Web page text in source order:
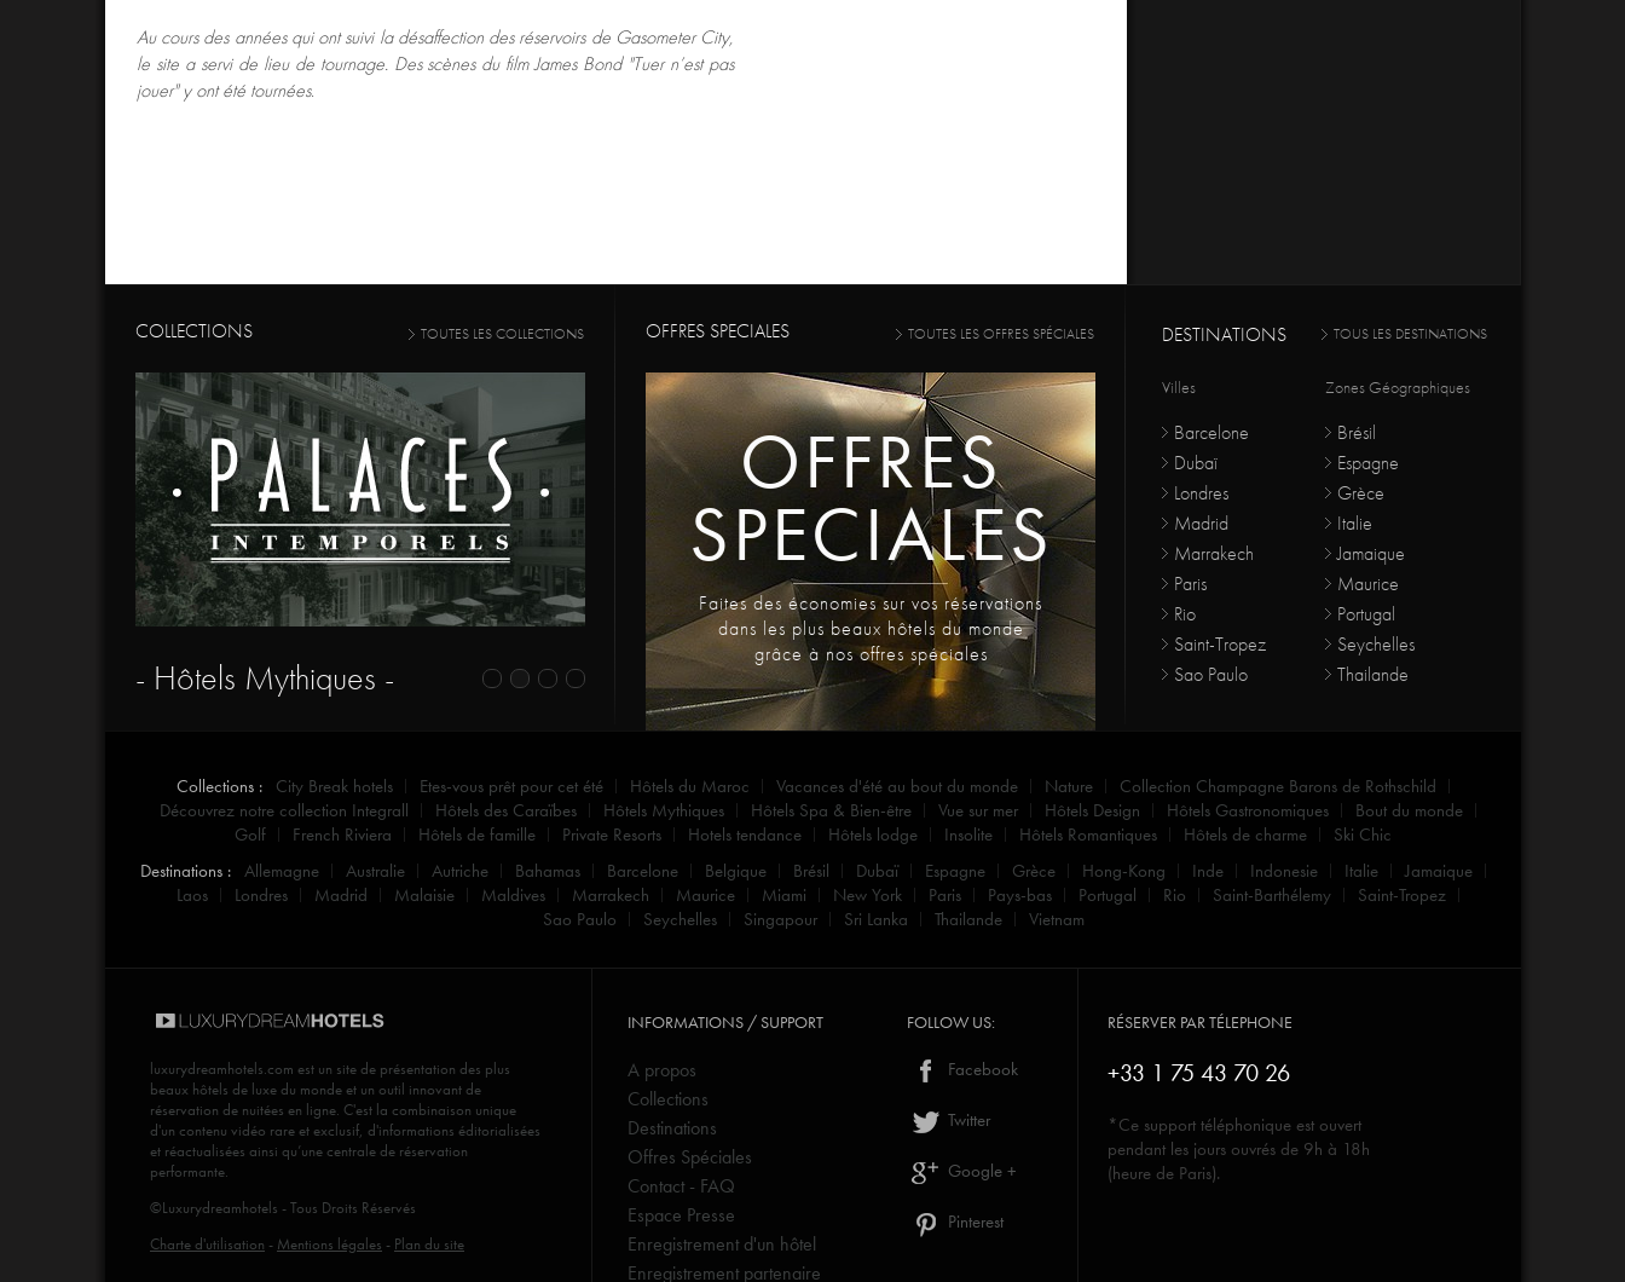
Au cours des années qui ont suivi la désaffection des réservoirs de Gasometer City,
le site a servi de lieu de tournage. Des scènes du film James Bond"Tuer n’est pas
jouer" y ont été tournées.
COLLECTIONS TOUTES LES COLLECTIONS
- Hôtels Mythiques -
OFFRES SPECIALES TOUTES LES OFFRES SPÉCIALES
OFFRES
SPECIALES
Faites des économies sur vos réservations
dans les plus beaux hôtels du monde
grâce à nos offres spéciales
DESTINATIONS TOUS LES DESTINATIONS
Villes
Barcelone
Dubaï
Londres
Madrid
Marrakech
Paris
Rio
Saint-Tropez
Sao Paulo
Zones Géographiques
Brésil
Espagne
Grèce
Italie
Jamaique
Maurice
Portugal
Seychelles
Thailande
Collections : City Break hotels Etes-vous prêt pour cet été Hôtels du Maroc Vacances d'été au bout du monde Nature
Collection Champagne Barons de Rothschild
Découvrez notre collection Integrall
Hôtels des Caraïbes Hôtels Mythiques Hôtels Spa & Bien-être Vue sur mer Hôtels Design Hôtels Gastronomiques
Bout du monde
Golf
French Riviera Hôtels de famille Private Resorts Hotels tendance Hôtels lodge Insolite Hôtels Romantiques Hôtels de charme
Ski Chic
Destinations : Allemagne Australie Autriche Bahamas Barcelone Belgique Brésil Dubaï Espagne Grèce Hong-Kong Inde Indonesie Italie
Jamaique
Laos
Londres Madrid Malaisie Maldives Marrakech Maurice Miami New York Paris Pays-bas Portugal Rio Saint-Barthélemy
Saint-Tropez
Sao Paulo
Seychelles Singapour Sri Lanka Thailande Vietnam
luxurydreamhotels.com est un site de présentation des plus
beaux hôtels de luxe du monde et un outil innovant de
réservation de nuitées en ligne. C'est la combinaison unique
d'un contenu vidéo rare et exclusif, d'informations éditorialisées
et réactualisées ainsi qu’une centrale de réservation
performante.
©Luxurydreamhotels - Tous Droits Réservés
Charte d'utilisation - Mentions légales - Plan du site
INFORMATIONS / SUPPORT
A propos
Collections
Destinations
Offres Spéciales
Contact - FAQ
Espace Presse
Enregistrement d'un hôtel
Enregistrement partenaire
FOLLOW US:
Facebook
Twitter
Google +
Pinterest
RÉSERVER PAR TÉLEPHONE
+33 1 75 43 70 26
*Ce support téléphonique est ouvert
pendant les jours ouvrés de 9h à 18h
(heure de Paris).